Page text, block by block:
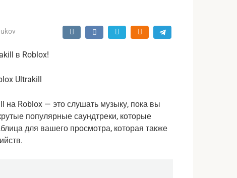
в Roblox!
на Roblox — это слушать музыку, пока вы
популярные саундтреки, которые
для вашего просмотра, которая также